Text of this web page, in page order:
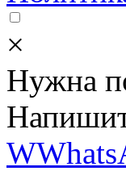
×
Нужна
W